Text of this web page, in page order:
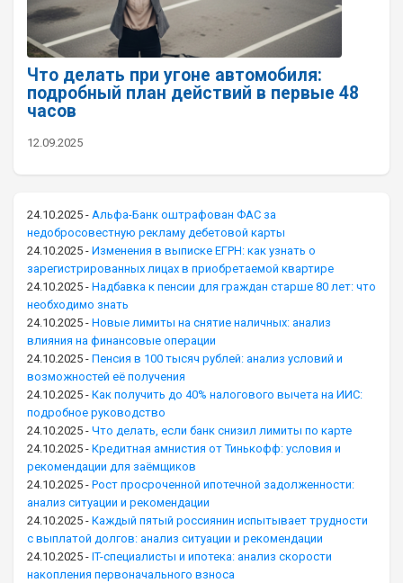
Что делать при угоне автомобиля:
подробный план действий в первые 48
часов
12.09.2025
24.10.2025 - Альфа-Банк оштрафован ФАС за
недобросовестную рекламу дебетовой карты
24.10.2025 - Изменения в выписке ЕГРН: как узнать о
зарегистрированных лицах в приобретаемой квартире
24.10.2025 - Надбавка к пенсии для граждан старше 80 лет: что
необходимо знать
24.10.2025 - Новые лимиты на снятие наличных: анализ
влияния на финансовые операции
24.10.2025 - Пенсия в 100 тысяч рублей: анализ условий и
возможностей её получения
24.10.2025 - Как получить до 40% налогового вычета на ИИС:
подробное руководство
24.10.2025 - Что делать, если банк снизил лимиты по карте
24.10.2025 - Кредитная амнистия от Тинькофф: условия и
рекомендации для заёмщиков
24.10.2025 - Рост просроченной ипотечной задолженности:
анализ ситуации и рекомендации
24.10.2025 - Каждый пятый россиянин испытывает трудности
с выплатой долгов: анализ ситуации и рекомендации
24.10.2025 - IT-специалисты и ипотека: анализ скорости
накопления первоначального взноса